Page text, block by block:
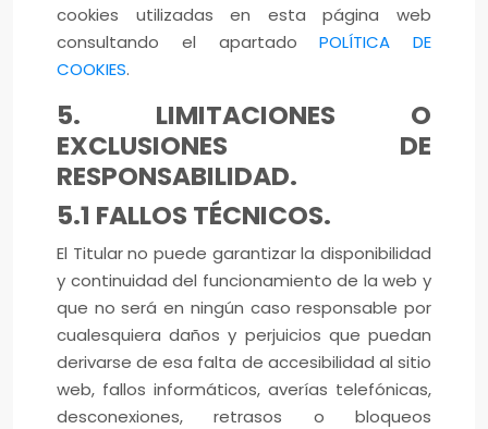
cookies utilizadas en esta página web
consultando el apartadoPOLÍTICA DE
COOKIES.
5. LIMITACIONES O
EXCLUSIONES DE
RESPONSABILIDAD.
5.1 FALLOS TÉCNICOS.
El Titular no puede garantizar la disponibilidad
y continuidad del funcionamiento de la web y
que no será en ningún caso responsable por
cualesquiera daños y perjuicios que puedan
derivarse de esa falta de accesibilidad al sitio
web, fallos informáticos, averías telefónicas,
desconexiones, retrasos o bloqueos